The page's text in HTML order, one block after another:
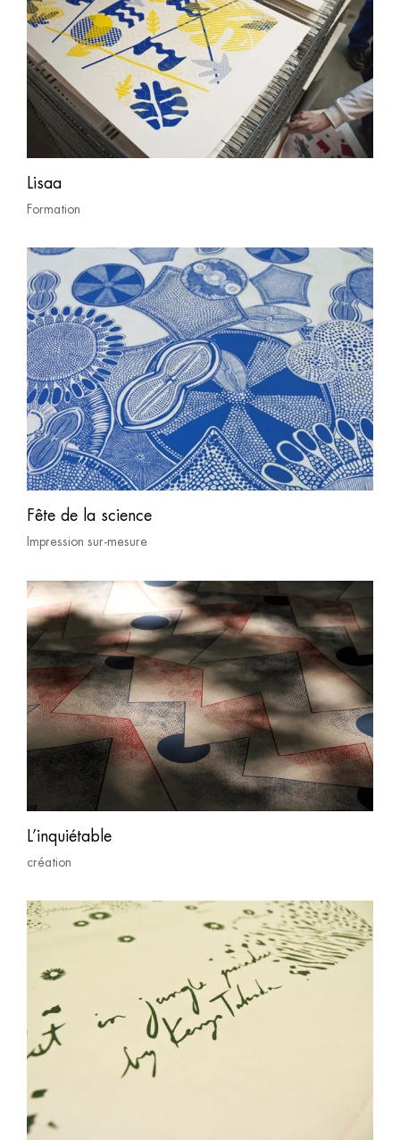
Lisaa
Formation
Fête de la science
Impression sur-mesure
L’inquiétable
création